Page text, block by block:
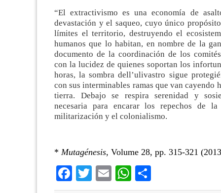
“El extractivismo es una economía de
devastación y el saqueo, cuyo único
límites el territorio, destruyendo el
humanos que lo habitan, en nombre de la
documento de la coordinación de los
con la lucidez de quienes soportan los
horas, la sombra dell’ulivastro sigue
con sus interminables ramas que van cayendo
tierra. Debajo se respira serenidad y
necesaria para encarar los repechos de
militarización y el colonialismo.
* Mutagénesis, Volume 28, pp. 315-321
Facebook
TwitterEmailWhatsApp